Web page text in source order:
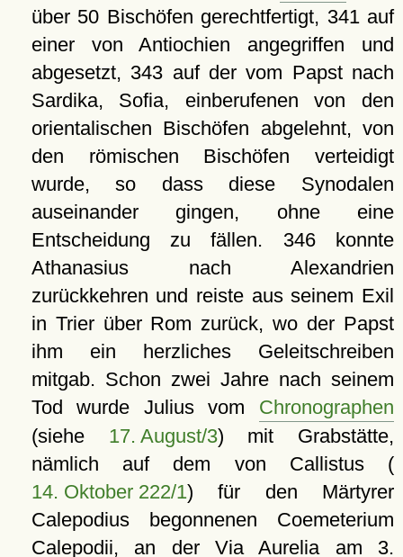
über 50 Bischöfen gerechtfertigt, 341 auf
einer von Antiochien angegriffen und
abgesetzt, 343 auf der vom Papst nach
Sardika, Sofia, einberufenen von den
orientalischen Bischöfen abgelehnt, von
den römischen Bischöfen verteidigt
wurde, so dass diese Synodalen
auseinander gingen, ohne eine
Entscheidung zu fällen. 346 konnte
Athanasius nach Alexandrien
zurückkehren und reiste aus seinem Exil
in Trier über Rom zurück, wo der Papst
ihm ein herzliches Geleitschreiben
mitgab. Schon zwei Jahre nach seinem
Tod wurde Julius vom Chronographen
(siehe 17. August/3) mit Grabstätte,
nämlich auf dem von Callistus (
14. Oktober 222/1) für den Märtyrer
Calepodius begonnenen Coemeterium
Calepodii, an der Via Aurelia am 3.